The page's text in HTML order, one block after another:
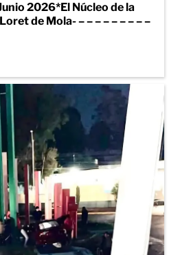
2026*El Núcleo de la
de Mola- – – – – – – – – –